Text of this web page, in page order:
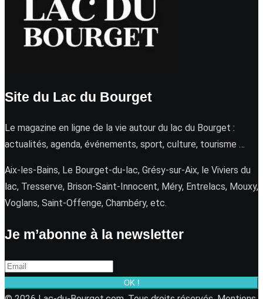
Site du Lac du Bourget
Le magazine en ligne de la vie autour du lac du Bourget :
actualités, agenda, événements, sport, culture, tourisme …
Aix-les-Bains, Le Bourget-du-lac, Grésy-sur-Aix, le Viviers du
lac, Tresserve, Brison-Saint-Innocent, Méry, Entrelacs, Mouxy,
Voglans, Saint-Offenge, Chambéry, etc.
Je m’abonne à la newsletter
OK !